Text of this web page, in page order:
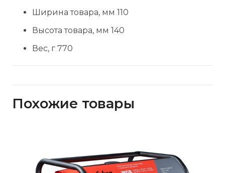
Ширина товара, мм 110
Высота товара, мм 140
Вес, г 770
Похожие товары